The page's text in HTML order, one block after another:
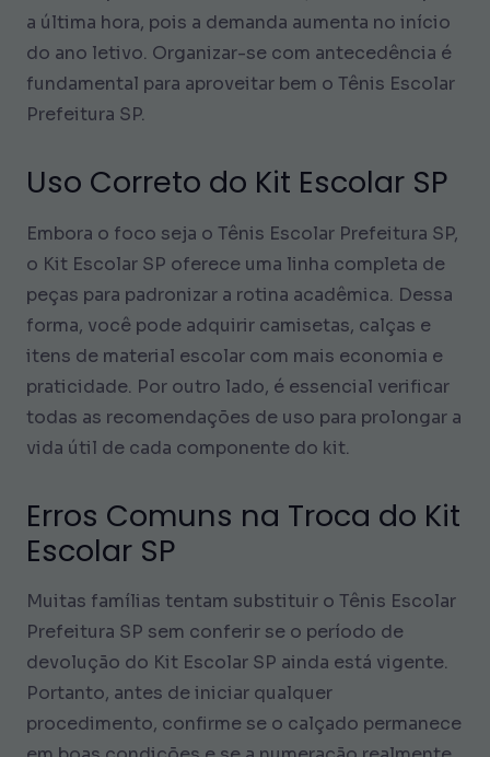
a última hora, pois a demanda aumenta no início
do ano letivo. Organizar-se com antecedência é
fundamental para aproveitar bem o Tênis Escolar
Prefeitura SP.
Uso Correto do Kit Escolar SP
Embora o foco seja o Tênis Escolar Prefeitura SP,
o Kit Escolar SP oferece uma linha completa de
peças para padronizar a rotina acadêmica. Dessa
forma, você pode adquirir camisetas, calças e
itens de material escolar com mais economia e
praticidade. Por outro lado, é essencial verificar
todas as recomendações de uso para prolongar a
vida útil de cada componente do kit.
Erros Comuns na Troca do Kit
Escolar SP
Muitas famílias tentam substituir o Tênis Escolar
Prefeitura SP sem conferir se o período de
devolução do Kit Escolar SP ainda está vigente.
Portanto, antes de iniciar qualquer
procedimento, confirme se o calçado permanece